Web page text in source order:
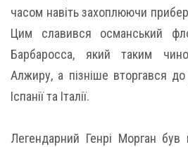
часом навіть захоплюючи
Цим славився османський
Барбаросса, який таким
Алжиру, а пізніше вторгався
Іспанії та Італії.
Легендарний Генрі Морган був